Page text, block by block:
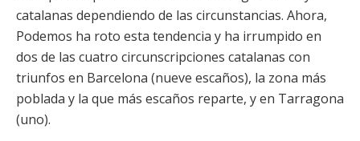
catalanas dependiendo de las circunstancias. Ahora,
Podemos ha roto esta tendencia y ha irrumpido en
dos de las cuatro circunscripciones catalanas con
triunfos en Barcelona (nueve escaños), la zona más
poblada y la que más escaños reparte, y en Tarragona
(uno).